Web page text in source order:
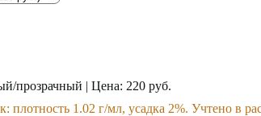
прозрачный | Цена: 220 руб.
плотность 1.02 г/мл, усадка 2%. Учтено в